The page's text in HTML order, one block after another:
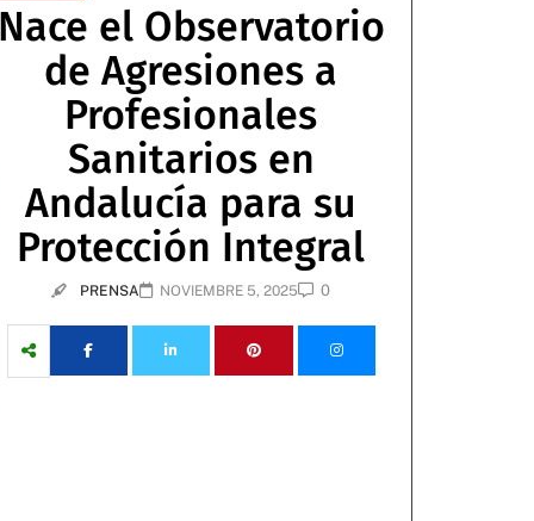
Nace el Observatorio
de Agresiones a
Profesionales
Sanitarios en
Andalucía para su
Protección Integral
PRENSA NOVIEMBRE 5, 2025 0